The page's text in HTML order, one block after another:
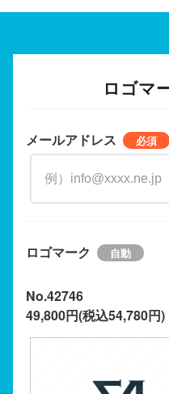
ロゴマ
メールアドレス
ロゴマーク
No.42746
49,800円(税込54,780円)